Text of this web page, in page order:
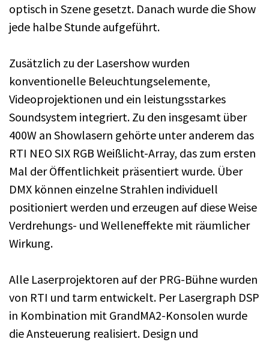
optisch in Szene gesetzt. Danach wurde die Show
jede halbe Stunde aufgeführt.
Zusätzlich zu der Lasershow wurden
konventionelle Beleuchtungselemente,
Videoprojektionen und ein leistungsstarkes
Soundsystem integriert. Zu den insgesamt über
400W an Showlasern gehörte unter anderem das
RTI NEO SIX RGB Weißlicht-Array, das zum ersten
Mal der Öffentlichkeit präsentiert wurde. Über
DMX können einzelne Strahlen individuell
positioniert werden und erzeugen auf diese Weise
Verdrehungs- und Welleneffekte mit räumlicher
Wirkung.
Alle Laserprojektoren auf der PRG-Bühne wurden
von RTI und tarm entwickelt. Per Lasergraph DSP
in Kombination mit GrandMA2-Konsolen wurde
die Ansteuerung realisiert. Design und